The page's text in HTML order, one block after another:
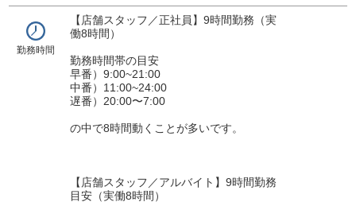
勤務時間
【店舗スタッフ／正社員】9時間勤務（実
働8時間）
勤務時間帯の目安
早番）9:00~21:00
中番）11:00~24:00
遅番）20:00〜7:00
の中で8時間動くことが多いです。
【店舗スタッフ／アルバイト】9時間勤務
目安（実働8時間）